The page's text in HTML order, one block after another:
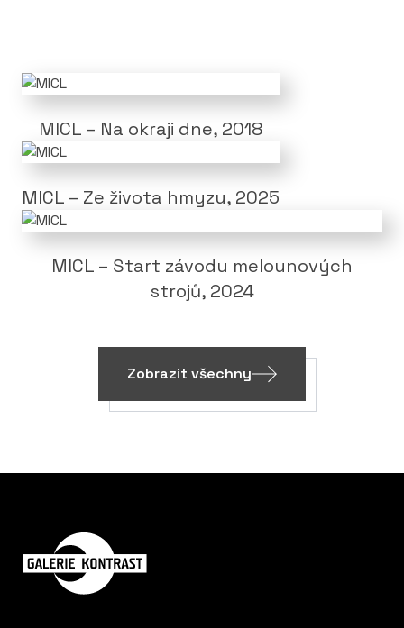
MICL – Na okraji dne, 2018
MICL – Ze života hmyzu, 2025
MICL – Start závodu melounových
strojů, 2024
Zobrazit všechny